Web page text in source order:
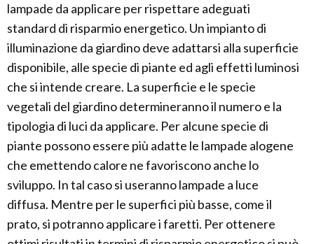
lampade da applicare per rispettare adeguati
standard di risparmio energetico. Un impianto di
illuminazione da giardino deve adattarsi alla superficie
disponibile, alle specie di piante ed agli effetti luminosi
che si intende creare. La superficie e le specie
vegetali del giardino determineranno il numero e la
tipologia di luci da applicare. Per alcune specie di
piante possono essere più adatte le lampade alogene
che emettendo calore ne favoriscono anche lo
sviluppo. In tal caso si useranno lampade a luce
diffusa. Mentre per le superfici più basse, come il
prato, si potranno applicare i faretti. Per ottenere